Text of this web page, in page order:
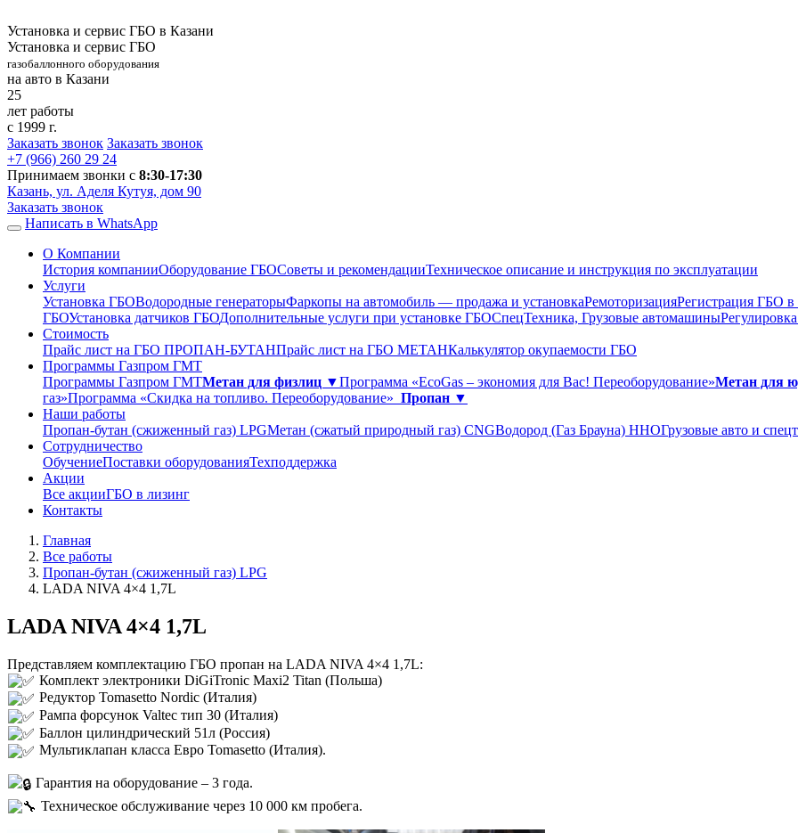
Установка и сервис ГБО в Казани
Установка и сервис ГБО
газобаллонного оборудования
на авто в Казани
25
лет работы
с 1999 г.
Заказать звонок Заказать звонок
+7 (966) 260 29 24
Принимаем звонки с 8:30-17:30
Казань, ул. Аделя Кутуя, дом 90
Заказать звонок
Написать в WhatsApp
О Компании
История компанииОборудование ГБОСоветы и рекомендацииТехническое описание и инструкция по эксплуатации
Услуги
Установка ГБОВодородные генераторыФаркопы на автомобиль — продажа и установкаРемоторизацияРегистрация ГБО
ГБОУстановка датчиков ГБОДополнительные услуги при установке ГБОСпецТехника, Грузовые автомашины
Стоимость
Прайс лист на ГБО ПРОПАН-БУТАНПрайс лист на ГБО МЕТАНКалькулятор окупаемости ГБО
Программы Газпром ГМТ
Программы Газпром ГМТМетан для физлиц ▼Программа «EcoGas – экономия для Вас! Переоборудование»Метан для
газ»Программа «Скидка на топливо. Переоборудование» Пропан ▼
Наши работы
Пропан-бутан (сжиженный газ) LPGМетан (сжатый природный газ) CNGВодород (Газ Брауна) ННОГрузовые авто и
Сотрудничество
ОбучениеПоставки оборудованияТехподдержка
Акции
Все акцииГБО в лизинг
Контакты
Главная
Все работы
Пропан-бутан (сжиженный газ) LPG
LADA NIVA 4×4 1,7L
LADA NIVA 4×4 1,7L
Представляем комплектацию ГБО пропан на LADA NIVA 4×4 1,7L:
Комплект электроники DiGiTronic Maxi2 Titan (Польша)
Редуктор Tomasetto Nordic (Италия)
Рампа форсунок Valtec тип 30 (Италия)
Баллон цилиндрический 51л (Россия)
Мультиклапан класса Евро Tomasetto (Италия).
Гарантия на оборудование – 3 года.
Техническое обслуживание через 10 000 км пробега.